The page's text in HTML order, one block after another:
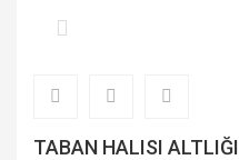
TABAN HALISI ALTLIĞI